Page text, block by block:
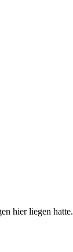
hier liegen hatte.